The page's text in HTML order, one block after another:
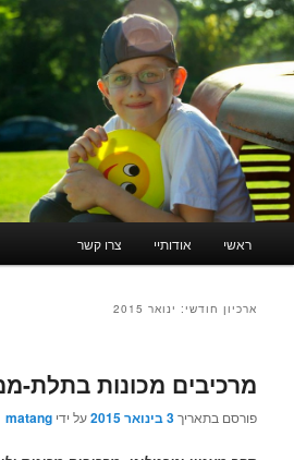
לדלג
לדלג
ראשי אודותיי צרו קשר
ארכיון חודשי: ינואר 2015
מרכיבים מכונות בתלת-
פורסם בתאריך3 בינואר 2015 על ידיmatang